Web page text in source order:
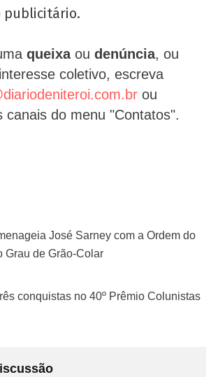
queixaoudenúncia, ou
coletivo, escreva
ou
canais do menu "Contatos".
José Sarney com a Ordem do
Grau de Grão-Colar
conquistas no 40º Prêmio Colunistas